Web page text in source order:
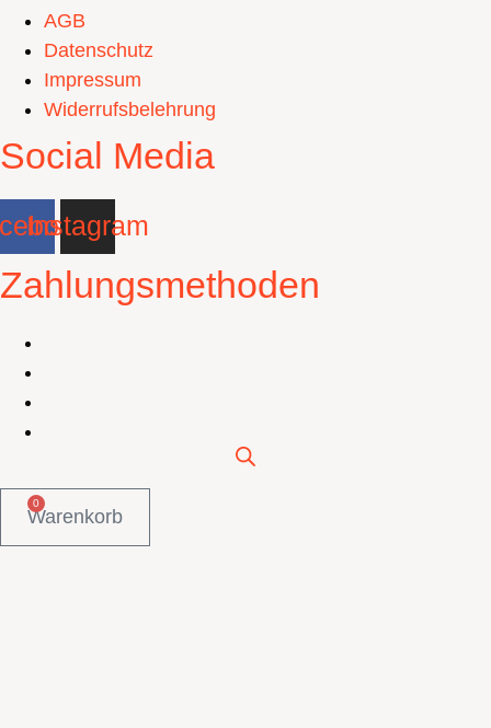
AGB
Datenschutz
Impressum
Widerrufsbelehrung
Social Media
Instagram
Zahlungsmethoden
0
Warenkorb